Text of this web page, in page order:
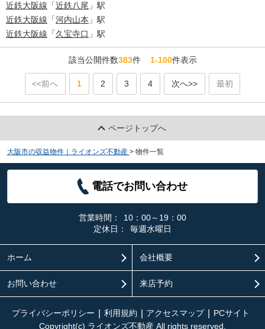
近鉄大阪線 「近鉄八尾 」駅
近鉄大阪線 「河内山本 」駅
近鉄大阪線 「久宝寺口 」駅
該当公開件数383件1-100件表示
<<前へ 1 2 3 4 次へ>> 最初
ページトップへ
大阪市の収益物件｜ライオンズ不動産 > 物件一覧
電話でお問い合わせ
営業時間：
10：00～19：00
定休日：
毎週水曜日
ホーム 会社概要
お問い合わせ 来店予約
プライバシーポリシー 利用規約 アクセスマップ
PCサイト
Copyright(c) ライオンズ不動産 All rights reserved.